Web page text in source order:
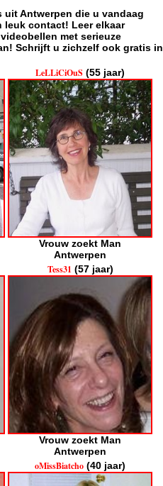
Antwerpen die u vandaag
leuk contact! Leer elkaar
met serieuze
Schrijft u zichzelf ook gratis in
LeLLiCiOuS (55 jaar)
Vrouw zoekt Man
Antwerpen
Tess31 (57 jaar)
Vrouw zoekt Man
Antwerpen
oMissBiatcho (40 jaar)